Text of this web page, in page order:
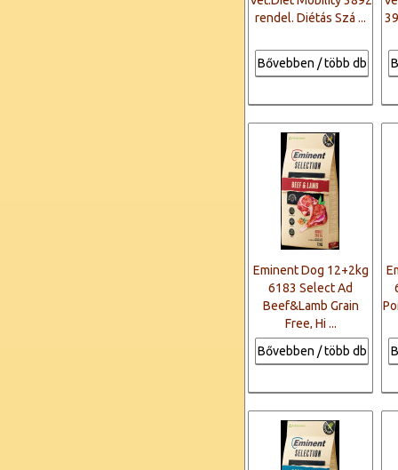
rendel. Diétás Szá ...
Bővebben / több db
Eminent Dog 12+2kg
6183 Select Ad
Beef&Lamb Grain
Free, Hi ...
Bővebben / több db